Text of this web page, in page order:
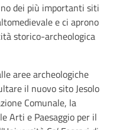
dei più importanti siti
e ci aprono
storico-archeologica
aree archeologiche
il nuovo sitoJesolo
Comunale, la
Arti e Paesaggio per il